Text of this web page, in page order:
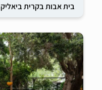
בית אבות בקרית ביאליק